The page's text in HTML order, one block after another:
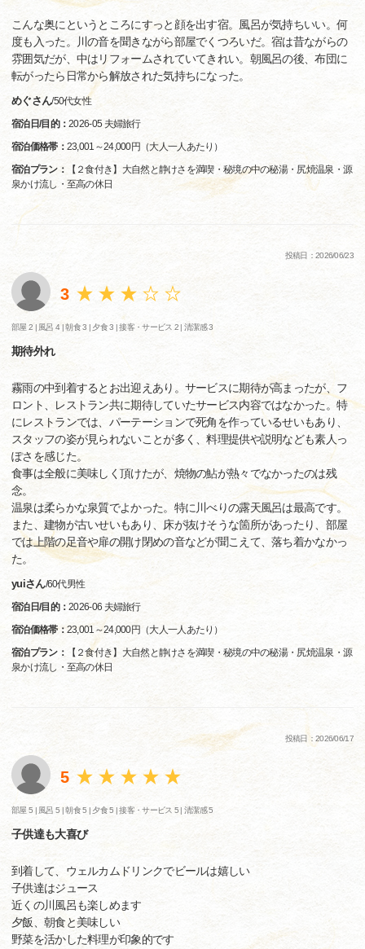
こんな奥にというところにすっと顔を出す宿。風呂が気持ちいい。何
度も入った。川の音を聞きながら部屋でくつろいだ。宿は昔ながらの
雰囲気だが、中はリフォームされていてきれい。朝風呂の後、布団に
転がったら日常から解放された気持ちになった。
めぐさん/50代女性
宿泊日/目的：2026-05 夫婦旅行
宿泊価格帯： 23,001～24,000円（大人一人あたり）
宿泊プラン：
【２食付き】大自然と静けさを満喫・秘境の中の秘湯・尻焼温泉・源
泉かけ流し・至高の休日
投稿日：2026/06/23
3
部屋 2 | 風呂 4 |朝食 3 | 夕食 3 |接客・サービス 2 |清潔感 3
期待外れ
霧雨の中到着するとお出迎えあり。サービスに期待が高まったが、フ
ロント、レストラン共に期待していたサービス内容ではなかった。特
にレストランでは、パーテーションで死角を作っているせいもあり、
スタッフの姿が見られないことが多く、料理提供や説明なども素人っ
ぽさを感じた。
食事は全般に美味しく頂けたが、焼物の鮎が熱々でなかったのは残
念。
温泉は柔らかな泉質でよかった。特に川べりの露天風呂は最高です。
また、建物が古いせいもあり、床が抜けそうな箇所があったり、部屋
では上階の足音や扉の開け閉めの音などが聞こえて、落ち着かなかっ
た。
yuiさん/60代男性
宿泊日/目的：2026-06 夫婦旅行
宿泊価格帯： 23,001～24,000円（大人一人あたり）
宿泊プラン：
【２食付き】大自然と静けさを満喫・秘境の中の秘湯・尻焼温泉・源
泉かけ流し・至高の休日
投稿日：2026/06/17
5
部屋 5 | 風呂 5 |朝食 5 | 夕食 5 |接客・サービス 5 |清潔感 5
子供達も大喜び
到着して、ウェルカムドリンクでビールは嬉しい
子供達はジュース
近くの川風呂も楽しめます
夕飯、朝食と美味しい
野菜を活かした料理が印象的です